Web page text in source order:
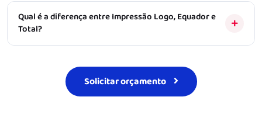
Qual é a diferença entre Impressão Logo, Equador e
Total?
Solicitar orçamento